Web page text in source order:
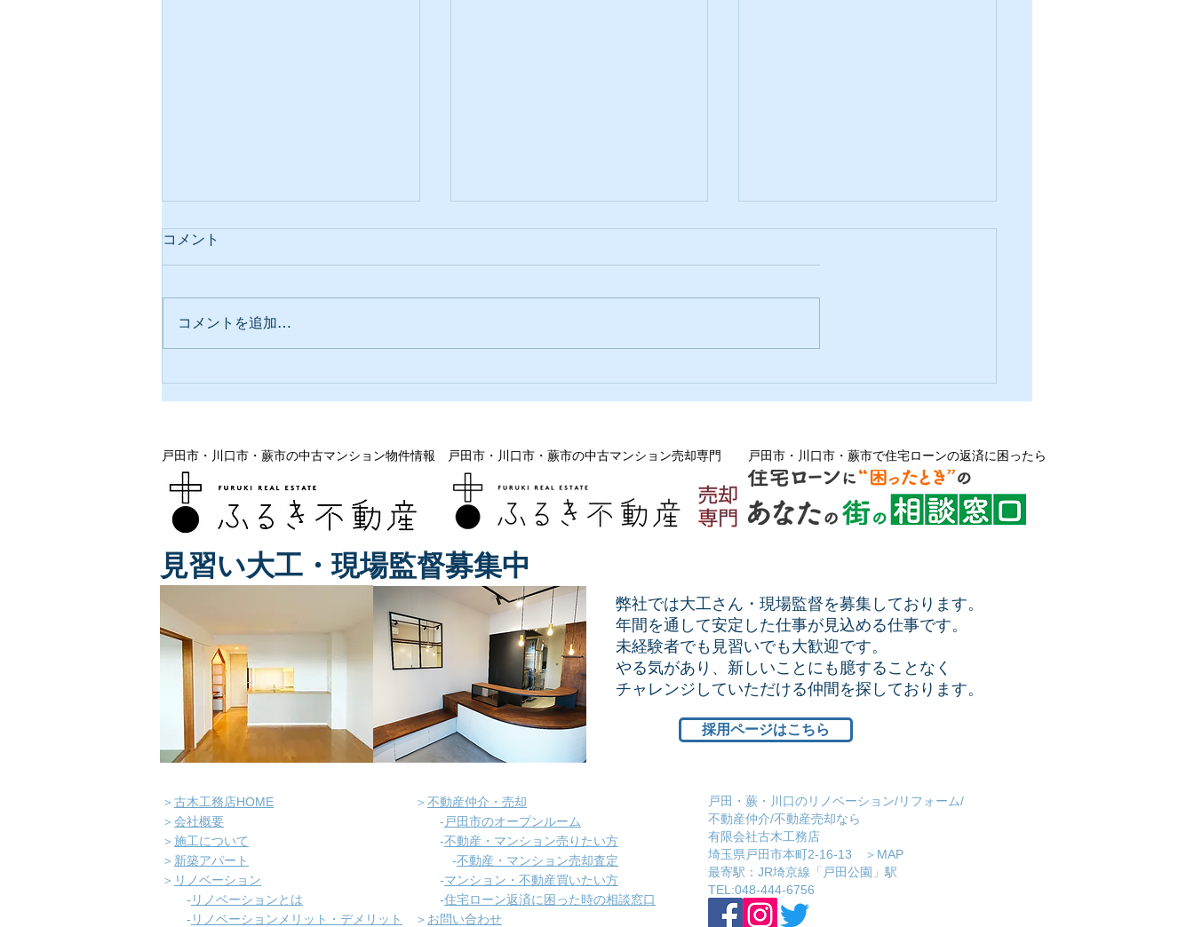
完成しました。
コメント
コメントを追加…
戸田市・川口市・蕨市の中古マンション物件情報 戸田市・川口市・蕨市の中古マンション売却専門 戸田市・川口市・蕨市で住宅ローンの返済に困ったら
見習い大工・現場監督募集中
弊社では大工さん・現場監督を募集しております。
年間を通して安定した仕事が見込める仕事です。
未経験者でも見習いでも大歓迎です。
やる気があり、新しいことにも臆することなく
​チャレンジしていただける仲間を探しております。
採用ページはこちら
＞ 古木工務店HOME
＞ 会社概要
＞ 施工について
＞ 新築アパート
＞ リノベーション
- ​リノベーションとは
- リノベーションメリット・デメリット
＞ 不動産仲介・売却
-戸田市のオープンルーム
-不動産・マンション売りたい方
-不動産・マンション売却査定
-マンション・不動産買いたい方
-住宅ローン返済に困った時の相談窓口
＞ お問い合わせ
戸田・蕨・川口のリノベーション/リフォーム/
不動産仲介/不動産売却なら
有限会社古木工務店
埼玉県戸田市本町2-16-13 ＞ MAP
​最寄駅：JR埼京線「戸田公園」駅
​TEL:048-444-6756